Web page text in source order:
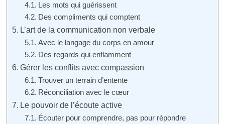
Les mots qui guérissent
Des compliments qui comptent
L’art de la communication non verbale
Avec le langage du corps en amour
Des regards qui enflamment
Gérer les conflits avec compassion
Trouver un terrain d’entente
Réconciliation avec le cœur
Le pouvoir de l’écoute active
Écouter pour comprendre, pas pour répondre